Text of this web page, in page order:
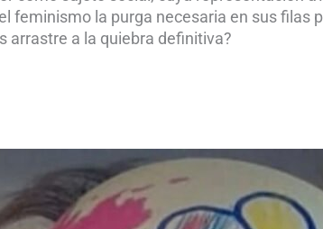
feminismo la purga necesaria en sus filas
arrastre a la quiebra definitiva?